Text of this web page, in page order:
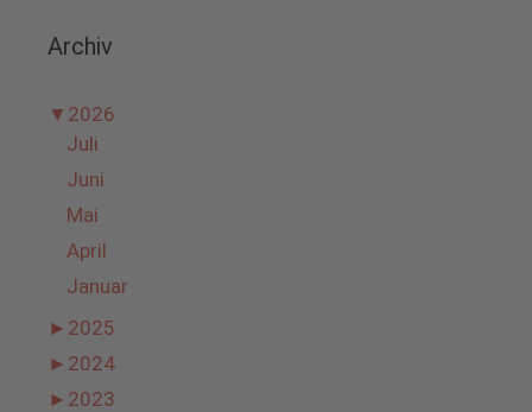
Archiv
▼ 2026
Juli
Juni
Mai
April
Januar
► 2025
► 2024
► 2023